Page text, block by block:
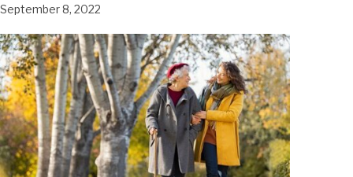
September 8, 2022